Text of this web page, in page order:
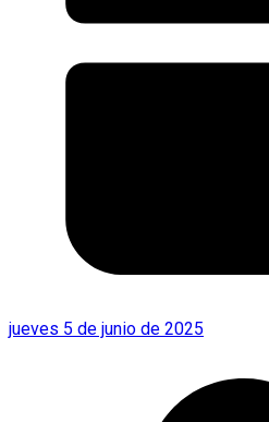
jueves 5 de junio de 2025